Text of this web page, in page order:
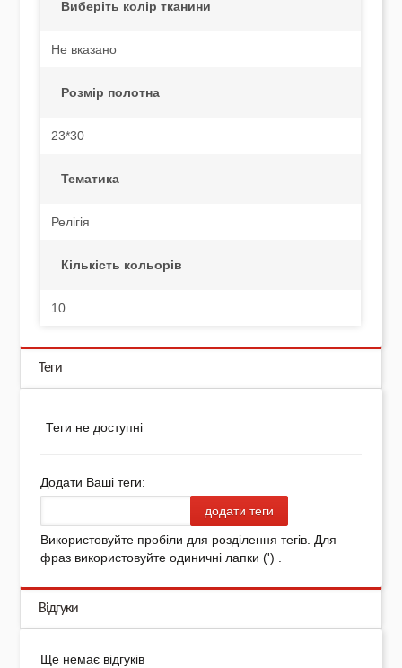
Виберіть колір тканини
Не вказано
Розмір полотна
23*30
Тематика
Релігія
Кількість кольорів
10
Теги
Теги не доступні
Додати Ваші теги:
додати теги
Використовуйте пробіли для розділення тегів. Для
фраз використовуйте одиничні лапки (') .
Відгуки
Ще немає відгуків